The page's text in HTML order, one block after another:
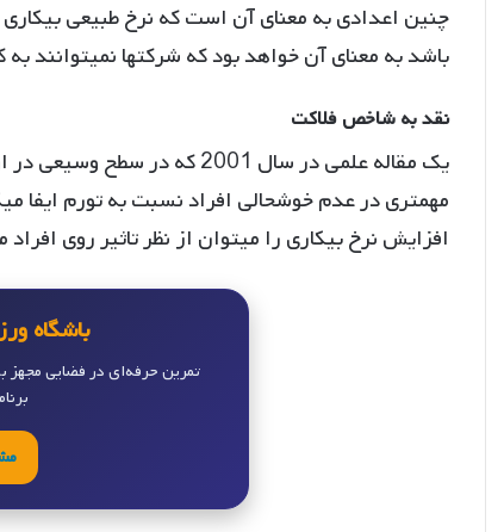
باشد به معنای آن خواهد بود که شرکتها نمیتوانند
نقد به شاخص فلاکت
یک مقاله علمی در سال 2001
مهمتری در عدم خوشحالی افراد نسبت به تورم
افزایش نرخ بیکاری را میتوان از نظر تاثیر روی افراد معادل 1.7 درصد افزایش تورم
باشگاه
تمرین حرفه‌ای در فضایی مجهز